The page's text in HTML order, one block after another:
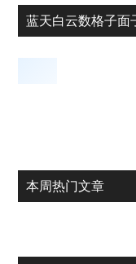
蓝天白云数格子面
本周热门文章